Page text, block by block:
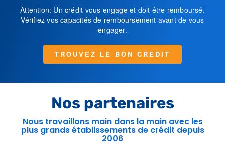
Attention: Un crédit vous engage et doit être remboursé.
Vérifiez vos capacités de remboursement avant de vous
engager.
TROUVEZ LE BON CREDIT
Nos partenaires
Nous travaillons main dans la main avec les
plus grands établissements de crédit depuis
2006